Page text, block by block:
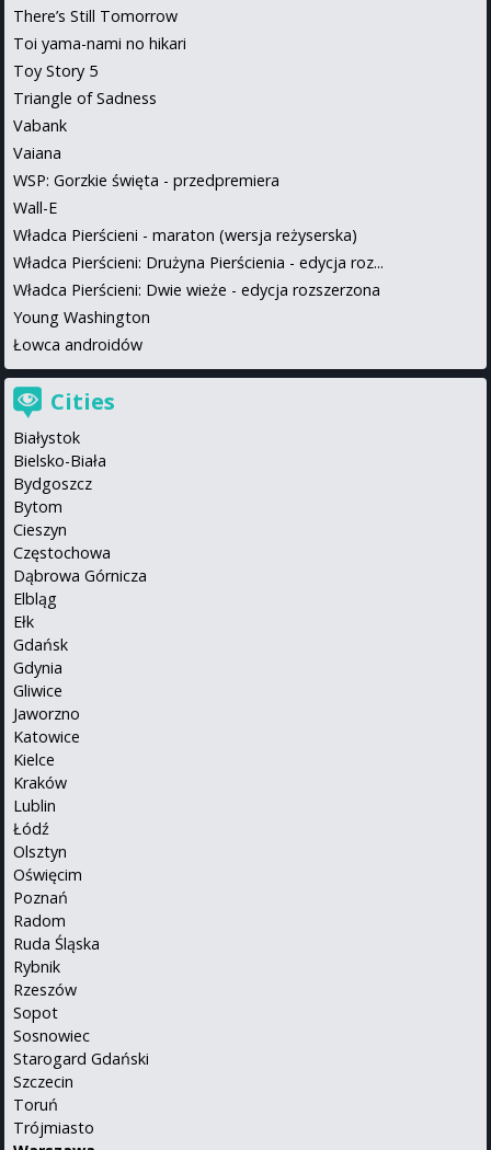
There’s Still Tomorrow
Toi yama-nami no hikari
Toy Story 5
Triangle of Sadness
Vabank
Vaiana
WSP: Gorzkie święta - przedpremiera
Wall-E
Władca Pierścieni - maraton (wersja reżyserska)
Władca Pierścieni: Drużyna Pierścienia - edycja roz...
Władca Pierścieni: Dwie wieże - edycja rozszerzona
Young Washington
Łowca androidów
Cities
Białystok
Bielsko-Biała
Bydgoszcz
Bytom
Cieszyn
Częstochowa
Dąbrowa Górnicza
Elbląg
Ełk
Gdańsk
Gdynia
Gliwice
Jaworzno
Katowice
Kielce
Kraków
Lublin
Łódź
Olsztyn
Oświęcim
Poznań
Radom
Ruda Śląska
Rybnik
Rzeszów
Sopot
Sosnowiec
Starogard Gdański
Szczecin
Toruń
Trójmiasto